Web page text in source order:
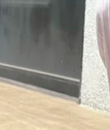
シューズ
ファッション
アクセサリー